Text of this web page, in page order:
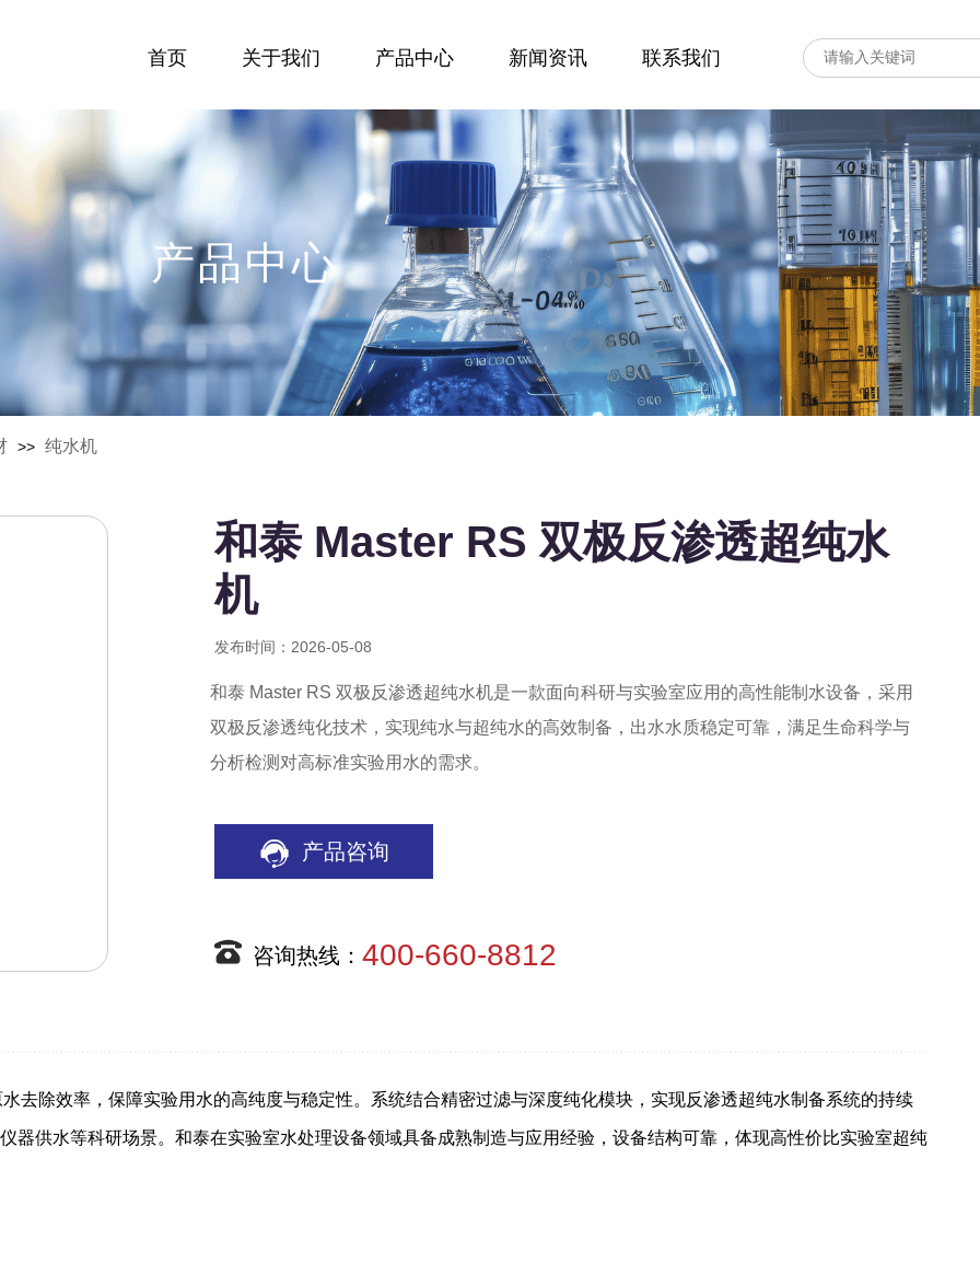
首页 关于我们 产品中心 新闻资讯 联系我们
产品中心
>> 纯水机
和泰 Master RS 双极反渗透超纯水
机
发布时间：2026-05-08
和泰 Master RS 双极反渗透超纯水机是一款面向科研与实验室应用的高性能制水设备，采用
双极反渗透纯化技术，实现纯水与超纯水的高效制备，出水水质稳定可靠，满足生命科学与
分析检测对高标准实验用水的需求。
产品咨询
咨询热线： 400-660-8812
除效率，保障实验用水的高纯度与稳定性。系统结合精密过滤与深度纯化模块，实现反渗透超纯水制备系统的持续
器供水等科研场景。和泰在实验室水处理设备领域具备成熟制造与应用经验，设备结构可靠，体现高性价比实验室超纯